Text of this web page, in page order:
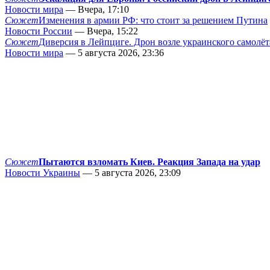
Новости мира — Вчера, 17:10
СюжетИзменения в армии РФ: что стоит за решением Путина
Новости России — Вчера, 15:22
СюжетДиверсия в Лейпциге. Дрон возле украинского
Новости мира — 5 августа 2026, 23:36
СюжетПытаются взломать Киев. Реакция Запада на удар
Новости Украины — 5 августа 2026, 23:09